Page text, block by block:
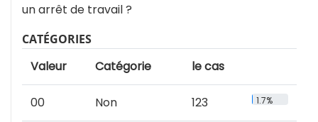
un arrêt de travail ?
CATÉGORIES
Valeur Catégorie le cas
00 Non 123 1.7%